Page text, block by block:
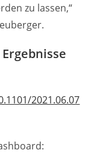
zu lassen,“
2021.06.07